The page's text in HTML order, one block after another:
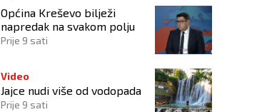
Općina Kreševo bilježi
napredak na svakom polju
Prije 9 sati
Video
Jajce nudi više od vodopada
Prije 9 sati